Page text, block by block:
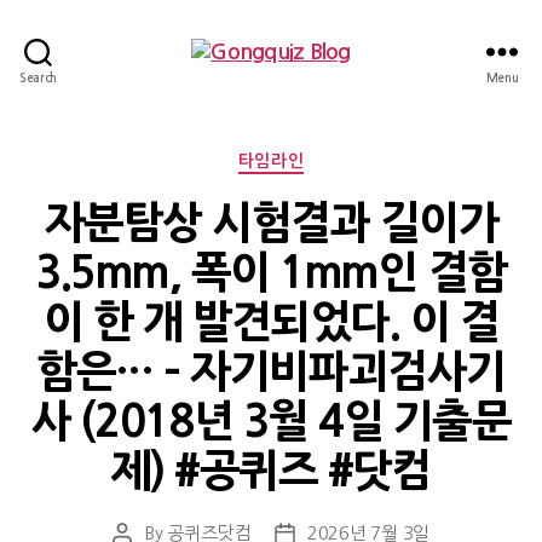
Search Menu
Categories
타임라인
자분탐상 시험결과 길이가
3.5mm, 폭이 1mm인 결함
이 한 개 발견되었다. 이 결
함은… – 자기비파괴검사기
사 (2018년 3월 4일 기출문
제) #공퀴즈 #닷컴
PostBy 공퀴즈닷컴
Post2026년 7월 3일